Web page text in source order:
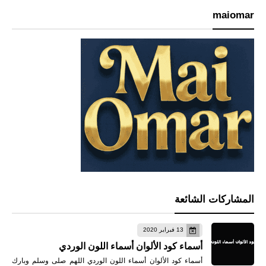
maiomar
المشاركات الشائعة
13 فبراير 2020
أسماء كود الألوان أسماء اللون الوردي
أسماء كود الألوان أسماء اللون الوردي اللهم صلى وسلم وبارك